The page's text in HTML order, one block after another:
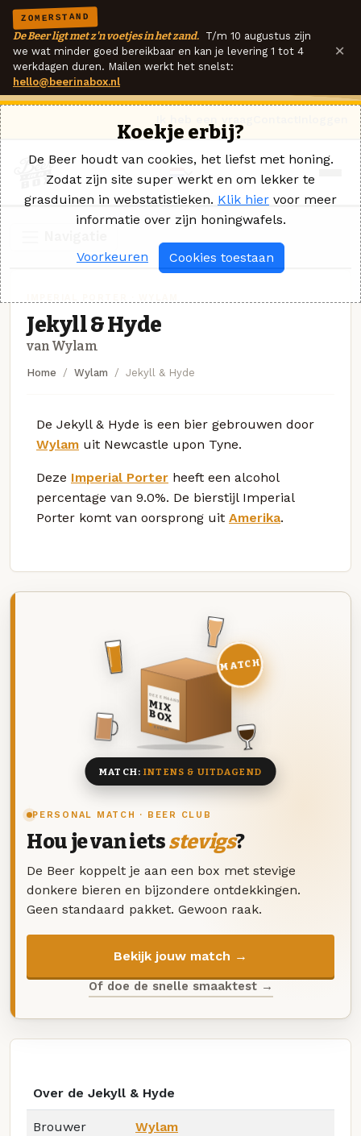
ZOMERSTAND
De Beer ligt met z'n voetjes in het zand. T/m 10 augustus zijn
we wat minder goed bereikbaar en kan je levering 1 tot 4
werkdagen duren. Mailen werkt het snelst:
hello@beerinabox.nl
×
Jekyll & Hyde
van Wylam
Home Wylam Jekyll & Hyde
De Jekyll & Hyde is een bier gebrouwen door
Wylam uit Newcastle upon Tyne.
Deze Imperial Porter heeft een alcohol
percentage van 9.0%. De bierstijl Imperial
Porter komt van oorsprong uit Amerika.
PERSONAL MATCH · BEER CLUB
Hou je van ietsstevigs?
De Beer koppelt je aan een box met stevige
donkere bieren en bijzondere ontdekkingen.
Geen standaard pakket. Gewoon raak.
Bekijk jouw match →
Of doe de snelle smaaktest →
DEZE MAAND
MIX
BOX
8 BIEREN
MATCH
MATCH:INTENS & UITDAGEND
Over de Jekyll & Hyde
Brouwer Wylam
Koekje erbij?
De Beer houdt van cookies, het liefst met honing.
Zodat zijn site super werkt en om lekker te
grasduinen in webstatistieken. Klik hier voor meer
informatie over zijn honingwafels.
Voorkeuren Cookies toestaan